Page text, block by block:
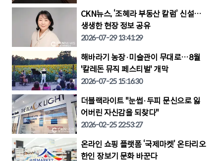
CKN뉴스, ‘조혜라 부동산 칼럼’ 신설…
생생한 현장 정보 공유
2026-07-29 13:41:29
해바라기 농장·미술관이 무대로…8월
'칼레돈 뮤직 페스티벌' 개막
2026-07-25 15:16:30
더블랙라이트 "눈썹·두피 문신으로 잃
어버린 자신감을 되찾다"
2026-02-25 22:53:27
온라인 쇼핑 플랫폼 ‘국제마켓’ 온타리오
한인 장보기 문화 바꾼다